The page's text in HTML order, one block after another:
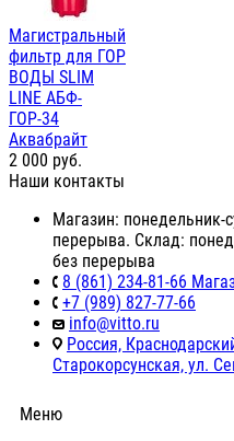
Магистральный
фильтр для ГОР
ВОДЫ SLIM
LINE АБФ-
ГОР-34
Аквабрайт
2 000 руб.
Наши контакты
Магазин: понедельник-
перерыва. Склад:
без перерыва
8 (861) 234-81-66
+7 (989) 827-77-66
info@vitto.ru
Россия,
Старокорсунская, ул.
Меню